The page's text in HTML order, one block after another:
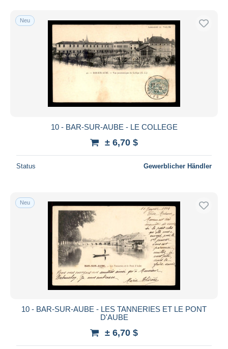
Neu
10 - BAR-SUR-AUBE - LE COLLEGE
± 6,70 $
Status Gewerblicher Händler
Neu
10 - BAR-SUR-AUBE - LES TANNERIES ET LE PONT
D'AUBE
± 6,70 $